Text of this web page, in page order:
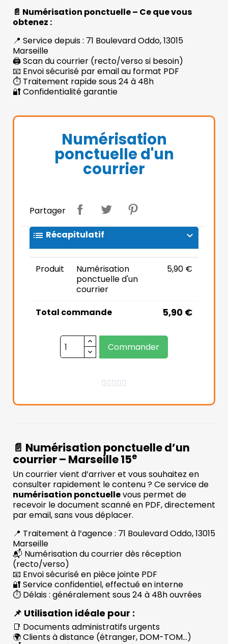
📄 Numérisation ponctuelle – Ce que vous
obtenez :
📍 Service depuis : 71 Boulevard Oddo, 13015
Marseille
🖨️ Scan du courrier (recto/verso si besoin)
📧 Envoi sécurisé par email au format PDF
⏱️ Traitement rapide sous 24 à 48h
🔐 Confidentialité garantie
Numérisation
ponctuelle d'un
courrier
Partager
list Récapitulatif expand_more
Produit
Numérisation
ponctuelle d'un
courrier
5,90 €
Total commande 5,90 €
Commander
    
📄 Numérisation ponctuelle d’un
courrier – Marseille 15e
Un courrier vient d’arriver et vous souhaitez en
consulter rapidement le contenu ? Ce service de
numérisation ponctuellevous permet de
recevoir le document scanné en PDF, directement
par email, sans vous déplacer.
📍 Traitement à l’agence : 71 Boulevard Oddo, 13015
Marseille
📬 Numérisation du courrier dès réception
(recto/verso)
📧 Envoi sécurisé en pièce jointe PDF
🔐 Service confidentiel, effectué en interne
⏱️ Délais : généralement sous 24 à 48h ouvrées
📌 Utilisation idéale pour :
📑 Documents administratifs urgents
🌍 Clients à distance (étranger, DOM-TOM…)